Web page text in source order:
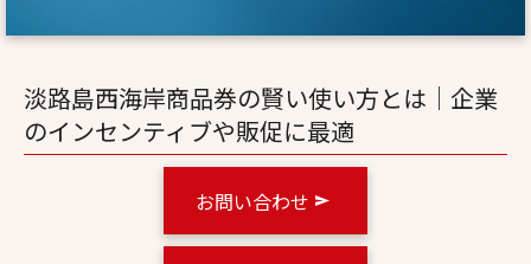
淡路島西海岸商品券の賢い使い方とは｜企業
のインセンティブや販促に最適
お問い合わせ